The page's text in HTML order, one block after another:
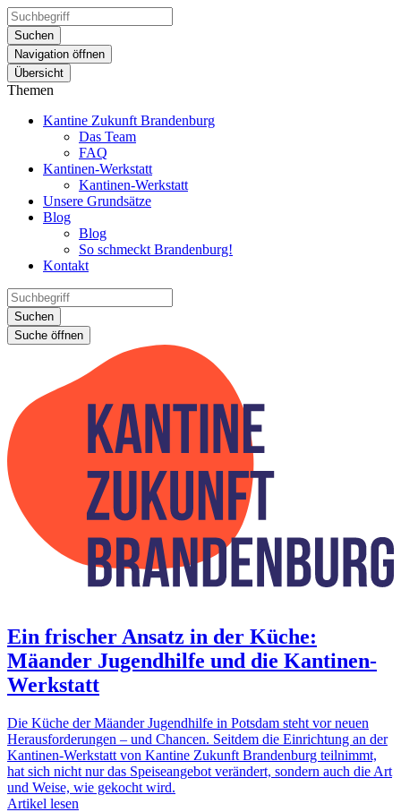
Suchen
Navigation öffnen
Übersicht
Themen
Kantine Zukunft Brandenburg
Das Team
FAQ
Kantinen-Werkstatt
Kantinen-Werkstatt
Unsere Grundsätze
Blog
Blog
So schmeckt Brandenburg!
Kontakt
Suchen
Suche öffnen
Ein frischer Ansatz in der Küche:
Mäander Jugendhilfe und die Kantinen-
Werkstatt
Die Küche der Mäander Jugendhilfe in Potsdam steht vor neuen
Herausforderungen – und Chancen. Seitdem die Einrichtung an der
Kantinen-Werkstatt von Kantine Zukunft Brandenburg teilnimmt,
hat sich nicht nur das Speiseangebot verändert, sondern auch die Art
und Weise, wie gekocht wird.
Artikel lesen